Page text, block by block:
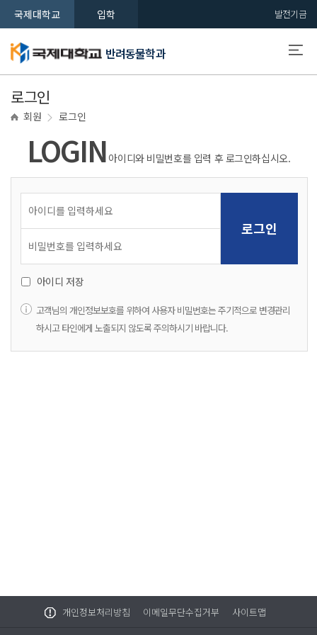
국제대학교 입학 발전기금
반려동물학과
회원 로그인
로그인
LOGIN 아이디와 비밀번호를 입력 후 로그인하십시오.
아이디 저장
고객님의 개인정보보호를 위하여 사용자 비밀번호는 주기적으로 변경관리
하시고 타인에게 노출되지 않도록 주의하시기 바랍니다.
개인정보처리방침 이메일무단수집거부 사이트맵